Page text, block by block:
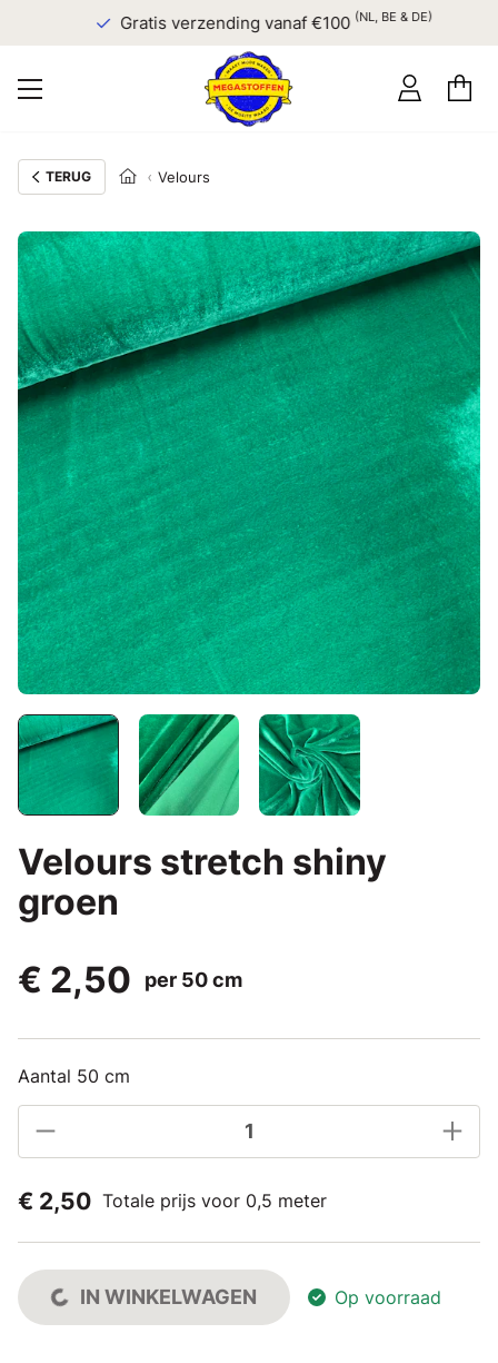
Gratis verzending vanaf €100 (NL, BE & DE)
TERUG Velours
Velours stretch shiny
groen
€ 2,50
per 50 cm
Aantal 50 cm
€ 2,50 Totale prijs voor 0,5 meter
IN WINKELWAGEN Op voorraad